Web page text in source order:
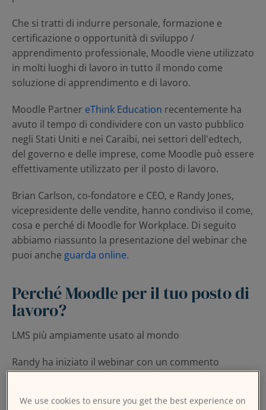
Ottieni Moodle
Accesso
Che si tratti di indurre personale, formazione e
certificazione o opportunità di sviluppo /
apprendimento professionale, Moodle viene utilizzato
in molti luoghi di lavoro in tutto il mondo come
soluzione di apprendimento e di lavoro.
Moodle Partner eThink Education recentemente ha
avuto il tempo di condividere con un vasto pubblico
negli Stati Uniti e nei Caraibi, nei settori dell'edtech,
del governo e delle imprese, come Moodle può essere
effettivamente utilizzato per il posto di lavoro.
Brian Carlson, co-fondatore e CEO, e Randy Jones,
vicepresidente delle vendite, hanno condiviso il come,
cosa e perché di Moodle for Workplace. Di seguito
abbiamo riassunto la presentazione del webinar che
puoi anche guarda online.
Perché Moodle per il tuo posto di
lavoro?
LMS più ampiamente usato al mondo
Randy ha iniziato il webinar con un commento
istruzione superiore, visto che Moodle è la
We use cookies to ensure you get the best experience on